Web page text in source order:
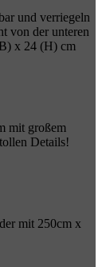
und verriegeln
von der unteren
x 24 (H) cm
mit großem
Details!
mit 250cm x